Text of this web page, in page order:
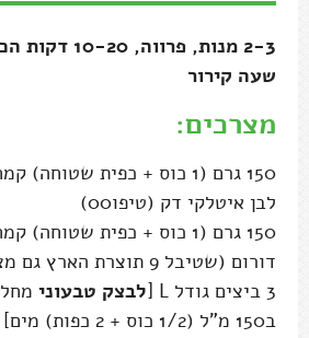
2-3 מנות,
שעה קירור
מצרכים:
150 גרם (1 כוס + כפית
לבן איטלקי דק (טיפו00)
150 גרם (1 כוס + כפית
דורום (שטיבל 9 תוצרת הארץ גם מצוין)
3 ביצים גודל L [
לבצק טבעוני
ב150 מ"ל (1/2 כוס + 2 כפות) מים]